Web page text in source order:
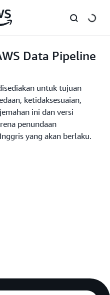
Data Pipeline
untuk tujuan
ketidaksesuaian,
ini dan versi
penundaan
yang akan berlaku.